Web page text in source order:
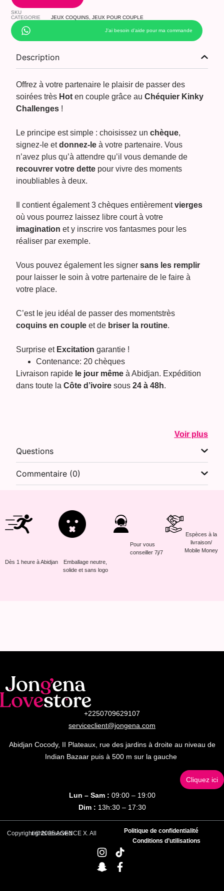
SKU
CATEGORIE
JEUX COQUINS, JEUX POUR COUPLE
J’ai besoin d’aide pour ma commande
Description
Offrez à votre partenaire le plaisir de passer des
soirées très Hot en couple grâce auChéquier Kinky
Challenges !
Le principe est simple : choisissez unchèque,
signez-le etdonnez-le à votre partenaire. Vous
n’avez plus qu’à attendre qu’il vous demande de
recouvrer votre dette pour vivre des moments
inoubliables à deux.
Il contient également 3 chèques entièrementvierges
où vous pourrez laissez libre court à votre
imagination et y inscrire vos fantasmes pour les
réaliser par exemple.
Vous pouvez également les signersans les remplir
pour laisser le soin à votre partenaire de le faire à
votre place.
C’est le jeu idéal de passer des momentstrès
coquins en coupleet de briser la routine.
Surprise et Excitation garantie !
Contenance: 20 chèques
Livraison rapide le jour même à Abidjan. Expédition
dans toute laCôte d’ivoire sous24 à 48h.
Voir plus
Questions
Commentaire (0)
Dès 1 heure à Abidjan
Emballage neutre,
solide et sans logo
Pour vous
conseiller 7j/7
Espèces à la
livraison/
Mobile Money
+2250709629107
serviceclient@jongena.com
Abidjan Cocody, II Plateaux, rue des jardins à droite au niveau de
Indian Bazaar puis à 500 m sur la gauche
Cliquez ici
Lun – Sam : 09:00 – 19:00
Dim : 13h:30 – 17:30
Copyright © 2025 AGENCE X. All rights reserved
Politique de confidentialité
Conditions d’utilisations